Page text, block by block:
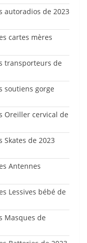
autoradios de 2023
cartes mères
transporteurs de
soutiens gorge
Oreiller cervical de
de 2023
Antennes
Lessives bébé de
Masques de